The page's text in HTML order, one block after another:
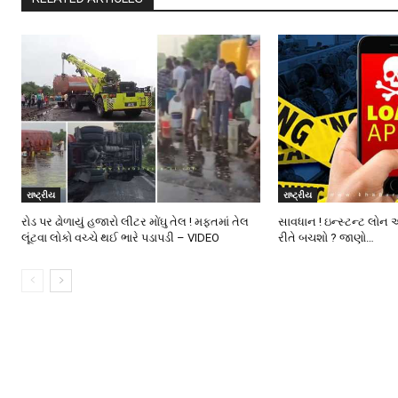
રાષ્ટ્રીય
રોડ પર ઢોળાયું હજારો લીટર મોંઘુ તેલ ! મફતમાં તેલ
લૂંટવા લોકો વચ્ચે થઈ ભારે પડાપડી – VIDEO
રાષ્ટ્રીય
સાવધાન ! ઇન્સ્ટન્ટ લોન
રીતે બચશો ? જાણો…